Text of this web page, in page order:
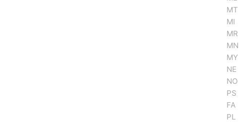
MT
MI
MR
MN
MY
NE
NO
PS
FA
PL